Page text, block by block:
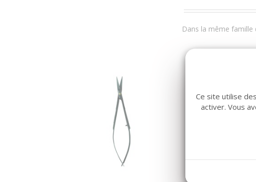
Dans la même
Ce site utilise
activer. Vous